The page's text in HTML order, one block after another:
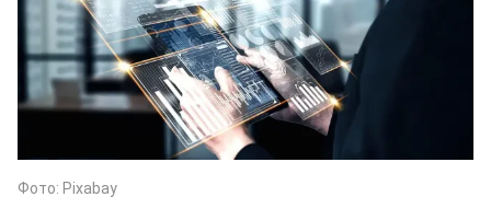
Фото: Pixabay